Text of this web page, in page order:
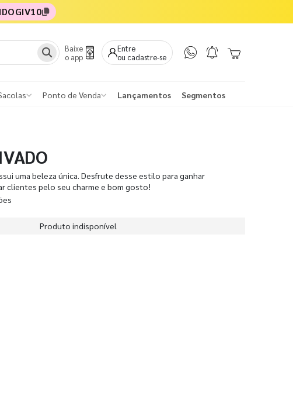
Baixe
o app
Entre
ou cadastre-se
Ponto de Venda Lançamentos Segmentos
uma beleza única. Desfrute desse estilo para ganhar
clientes pelo seu charme e bom gosto!
Produto indisponível